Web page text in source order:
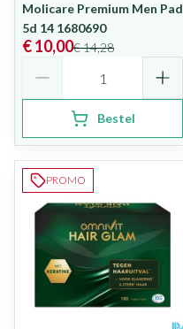
Molicare Premium Men Pad
5d 14 1680690
€ 14,28
€ 10,00
Bestel
PROMO